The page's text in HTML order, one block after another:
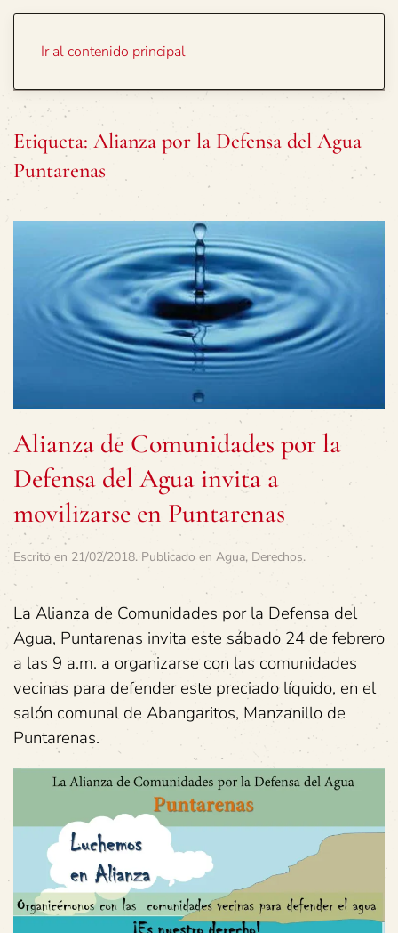
Ir al contenido principal
Etiqueta: Alianza por la Defensa del Agua
Puntarenas
Alianza de Comunidades por la
Defensa del Agua invita a
movilizarse en Puntarenas
Escrito en 21/02/2018. Publicado en Agua, Derechos.
La Alianza de Comunidades por la Defensa del
Agua, Puntarenas invita este sábado 24 de febrero
a las 9 a.m. a organizarse con las comunidades
vecinas para defender este preciado líquido, en el
salón comunal de Abangaritos, Manzanillo de
Puntarenas.